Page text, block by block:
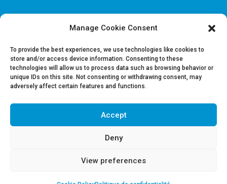
Manage Cookie Consent
To provide the best experiences, we use technologies like cookies to
store and/or access device information. Consenting to these
technologies will allow us to process data such as browsing behavior or
unique IDs on this site. Not consenting or withdrawing consent, may
adversely affect certain features and functions.
Accept
Deny
View preferences
Disclaimer & Informations juridiques
Offres d’emploi
Contactez-nous